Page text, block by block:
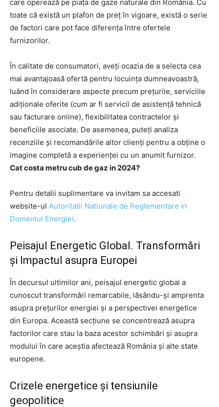
care operează pe piața de gaze naturale din România. Cu
toate că există un plafon de preț în vigoare, există o serie
de factori care pot face diferența între ofertele
furnizorilor.
În calitate de consumatori, aveți ocazia de a selecta cea
mai avantajoasă ofertă pentru locuința dumneavoastră,
luând în considerare aspecte precum prețurile, serviciile
adiționale oferite (cum ar fi servicii de asistență tehnică
sau facturare online), flexibilitatea contractelor și
beneficiile asociate. De asemenea, puteți analiza
recenziile și recomandările altor clienți pentru a obține o
imagine completă a experienței cu un anumit furnizor.
Cat costa metru cub de gaz in 2024?
Pentru detalii suplimentare va invitam sa accesati
website-ul Autoritatii Nationale de Reglementare in
Domeniul Energiei.
Peisajul Energetic Global. Transformări
și Impactul asupra Europei
În decursul ultimilor ani, peisajul energetic global a
cunoscut transformări remarcabile, lăsându-și amprenta
asupra prețurilor energiei și a perspectivei energetice
din Europa. Această secțiune se concentrează asupra
factorilor care stau la baza acestor schimbări și asupra
modului în care aceștia afectează România și alte state
europene.
Crizele energetice și tensiunile
geopolitice